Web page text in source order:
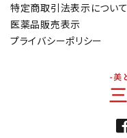
特定商取引法表示について
医薬品販売表示
プライバシーポリシー